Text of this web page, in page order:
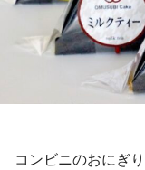
コンビニのおにぎ